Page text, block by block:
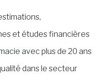
et études financières
avec plus de 20 ans
dans le secteur